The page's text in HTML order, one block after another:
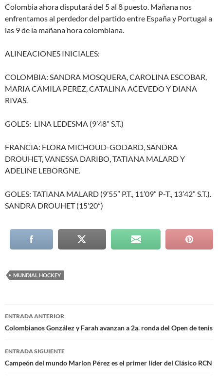
Colombia ahora disputará del 5 al 8 puesto. Mañana nos
enfrentamos al perdedor del partido entre España y Portugal a
las 9 de la mañana hora colombiana.
ALINEACIONES INICIALES:
COLOMBIA: SANDRA MOSQUERA, CAROLINA ESCOBAR,
MARIA CAMILA PEREZ, CATALINA ACEVEDO Y DIANA
RIVAS.
GOLES: LINA LEDESMA (9’48” S.T.)
FRANCIA: FLORA MICHOUD-GODARD, SANDRA
DROUHET, VANESSA DARIBO, TATIANA MALARD Y
ADELINE LEBORGNE.
GOLES: TATIANA MALARD (9’55” P.T., 11’09” P-T., 13’42” S.T.).
SANDRA DROUHET (15’20”)
MUNDIAL HOCKEY
Navegación
de
entradas
ENTRADA ANTERIOR
Colombianos González y Farah avanzan a 2a. ronda del Open de tenis
ENTRADA SIGUIENTE
Campeón del mundo Marlon Pérez es el primer líder del Clásico RCN